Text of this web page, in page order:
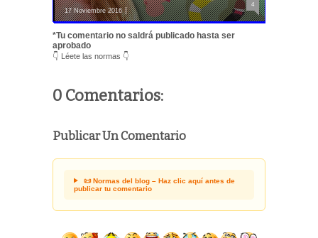
17 Noviembre 2016
4
*Tu comentario no saldrá publicado hasta ser
aprobado
👇 Léete las normas 👇
0 Comentarios:
Publicar Un Comentario
📜 Normas del blog – Haz clic aquí antes de
publicar tu comentario